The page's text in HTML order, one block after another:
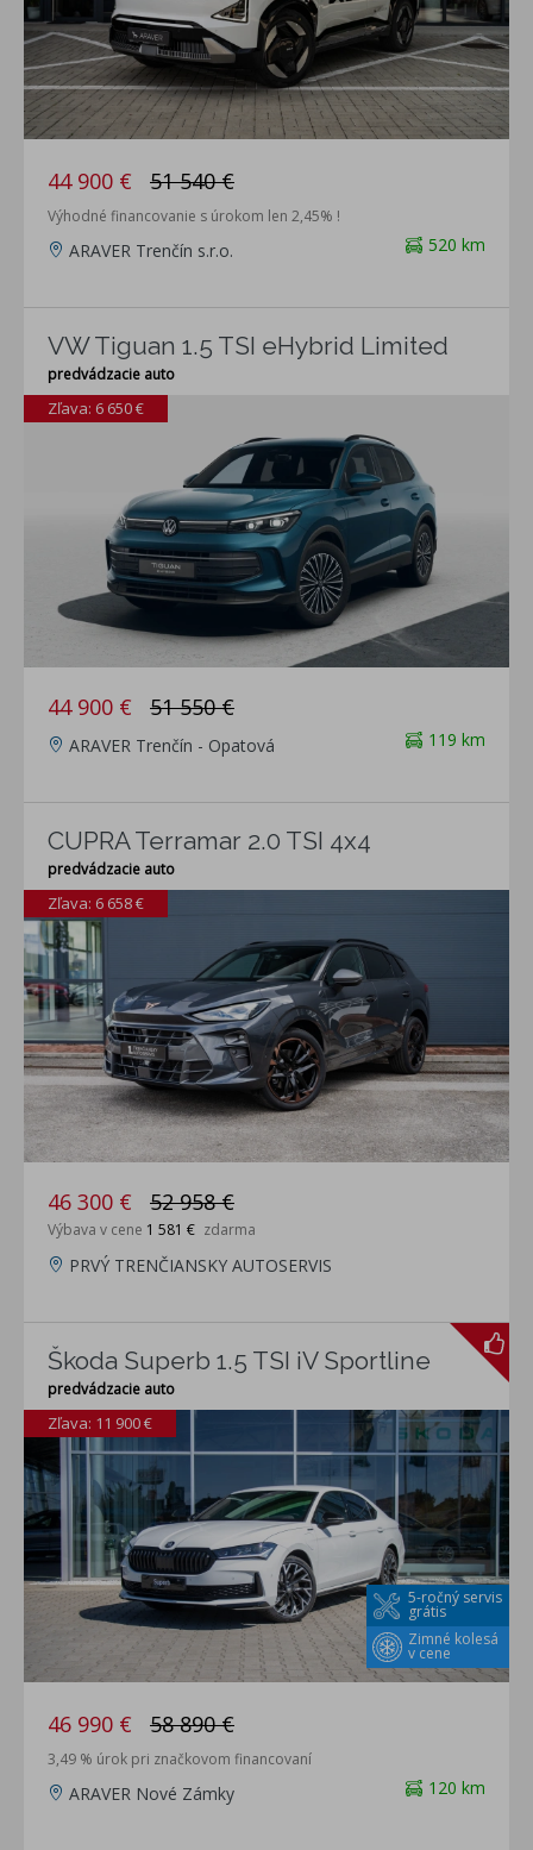
44 900 € 51 540 €
Výhodné financovanie s úrokom len 2,45% !
520 km
ARAVER Trenčín s.r.o.
VW Tiguan 1.5 TSI eHybrid Limited
predvádzacie auto
Zľava: 6 650 €
44 900 € 51 550 €
119 km
ARAVER Trenčín - Opatová
CUPRA Terramar 2.0 TSI 4x4
predvádzacie auto
Zľava: 6 658 €
46 300 € 52 958 €
Výbava v cene 1 581 € zdarma
PRVÝ TRENČIANSKY AUTOSERVIS
Škoda Superb 1.5 TSI iV Sportline
predvádzacie auto
Zimné kolesá
v cene
5-ročný servis
grátis
Zľava: 11 900 €
46 990 € 58 890 €
3,49 % úrok pri značkovom financovaní
120 km
ARAVER Nové Zámky